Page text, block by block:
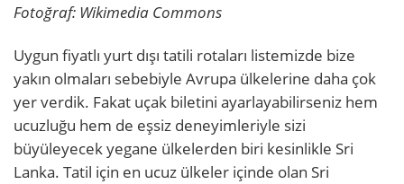
Fotoğraf: Wikimedia Commons
Uygun fiyatlı yurt dışı tatili rotaları listemizde bize
yakın olmaları sebebiyle Avrupa ülkelerine daha çok
yer verdik. Fakat uçak biletini ayarlayabilirseniz hem
ucuzluğu hem de eşsiz deneyimleriyle sizi
büyüleyecek yegane ülkelerden biri kesinlikle Sri
Lanka. Tatil için en ucuz ülkeler içinde olan Sri